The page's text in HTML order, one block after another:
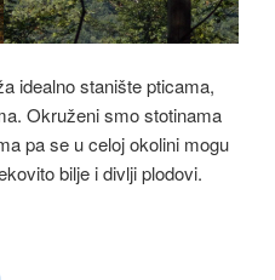
idealno stanište pticama,
Okruženi smo stotinama
pa se u celoj okolini mogu
bilje i divlji plodovi.